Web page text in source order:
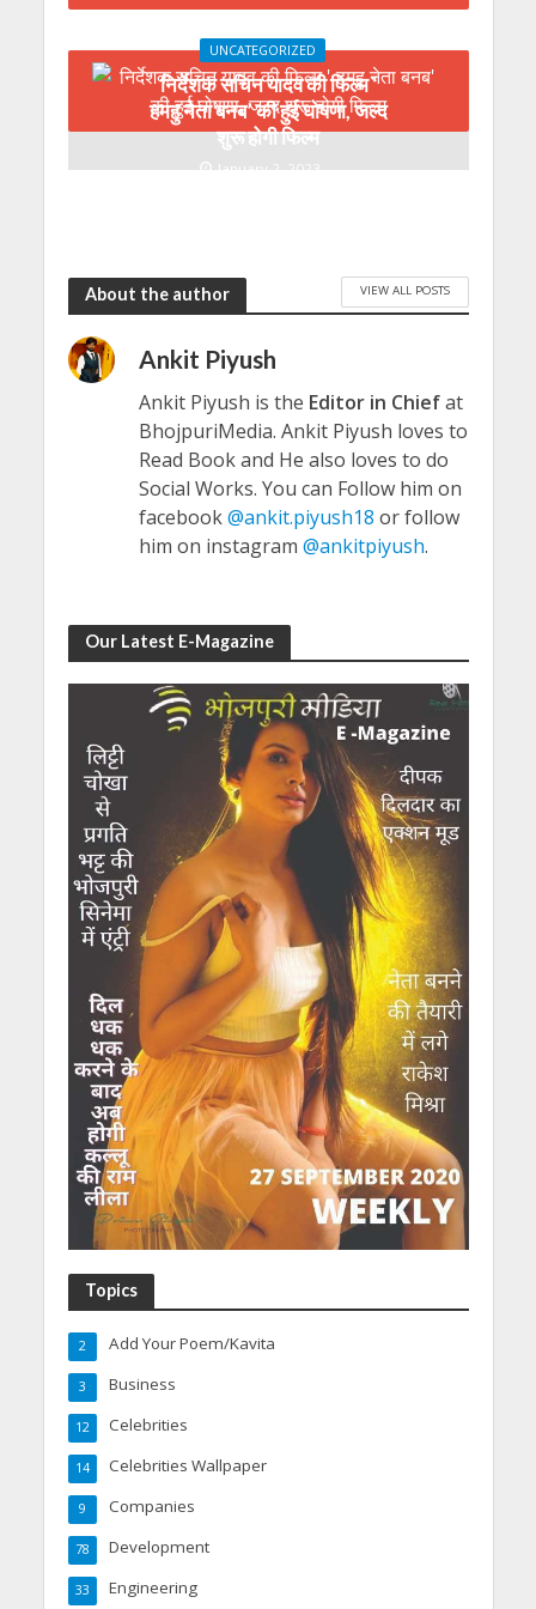
UNCATEGORIZED
निर्देशक सचिन यादव की फिल्म ‘
हमहु नेता बनब’ की हुई घोषणा, जल्द
शुरू होगी फिल्म
January 2, 2023
About the author VIEW ALL POSTS
Ankit Piyush
Ankit Piyush is the Editor in Chiefat
BhojpuriMedia. Ankit Piyush loves to
Read Book and He also loves to do
Social Works. You can Follow him on
facebook@ankit.piyush18 or follow
him on instagram @ankitpiyush.
Our Latest E-Magazine
Topics
Add Your Poem/Kavita
2
Business
3
Celebrities
12
Celebrities Wallpaper
14
Companies
9
Development
78
Engineering
33